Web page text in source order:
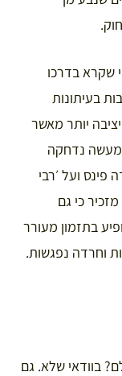
שקרא בדרכו
בעיתונות
יותר מאשר
נדחקה
פינס ועל ׳רבי
כי גם
בתזמון מעורר
וחרדה נפגשות.
בוודאי שלא. גם